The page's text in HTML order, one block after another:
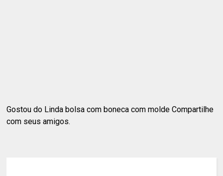
Gostou do Linda bolsa com boneca com molde Compartilhe
com seus amigos.